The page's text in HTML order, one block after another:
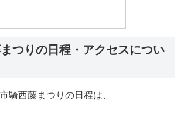
つりの日程・アクセスについ
騎西藤まつりの日程は、